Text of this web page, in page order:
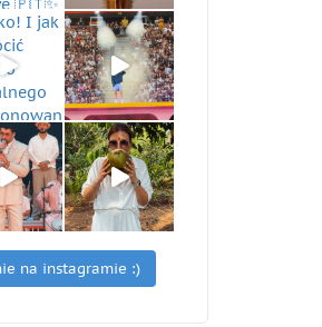
na instagramie :)